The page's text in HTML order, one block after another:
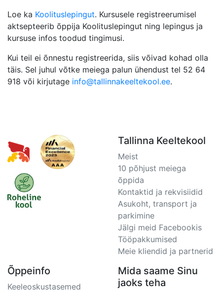
Loe ka Koolituslepingut. Kursusele registreerumisel
aktsepteerib õppija Koolituslepingut ning lepingus ja
kursuse infos toodud tingimusi.
Kui teil ei õnnestu registreerida, siis võivad kohad olla
täis. Sel juhul võtke meiega palun ühendust tel 52 64
918 või kirjutage info@tallinnakeeltekool.ee.
Tallinna Keeltekool
Meist
10 põhjust meiega
õppida
Kontaktid ja rekvisiidid
Asukoht, transport ja
parkimine
Jälgi meid Facebookis
Tööpakkumised
Meie kliendid ja partnerid
Õppeinfo
Keeleoskustasemed
Mida saame Sinu
jaoks teha